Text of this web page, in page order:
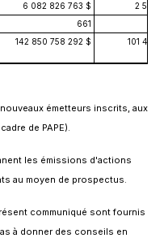
6 082 826 763 $
2 583
661
142 850 758 292 $ 101 471
émetteurs inscrits, aux
de PAPE).
les émissions d'actions
au moyen de prospectus.
communiqué sont fournis
à donner des conseils en